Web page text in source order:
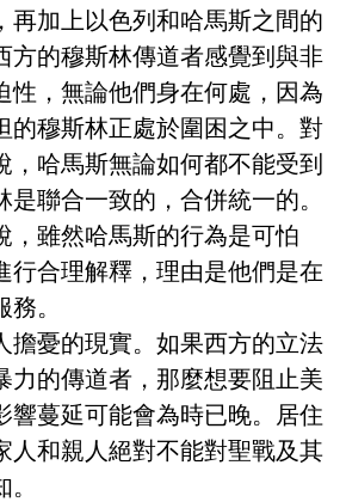
再加上以色列和哈馬斯之間的
方的穆斯林傳道者感覺到與非
性，無論他們身在何處，因為
的穆斯林正處於圍困之中。對
，哈馬斯無論如何都不能受到
聯合一致的，合併統一的。
，雖然哈馬斯的行為是可怕
行合理解釋，理由是他們是在
。
擔憂的現實。如果西方的立法
力的傳道者，那麼想要阻止美
響蔓延可能會為時已晚。居住
人和親人絕對不能對聖戰及其